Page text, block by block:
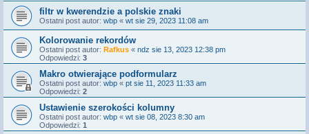
filtr w kwerendzie a polskie znaki
Ostatni post autor: wbp « wt sie 29, 2023 11:08 am
Kolorowanie rekordów
Ostatni post autor: Rafkus « ndz sie 13, 2023 12:38 pm
Odpowiedzi: 3
Makro otwierające podformularz
Ostatni post autor: wbp « pt sie 11, 2023 11:33 am
Odpowiedzi: 2
Ustawienie szerokości kolumny
Ostatni post autor: wbp « wt sie 08, 2023 8:30 am
Odpowiedzi: 1